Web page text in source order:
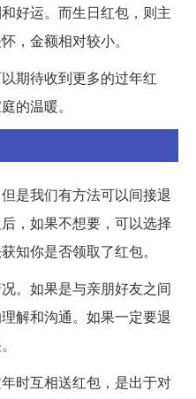
好运。而生日红包，则主
，金额相对较小。
期待收到更多的过年红
的温暖。
是我们有方法可以间接退
，如果不想要，可以选择
知你是否领取了红包。
。如果是与亲朋好友之间
解和沟通。如果一定要退
时互相送红包，是出于对